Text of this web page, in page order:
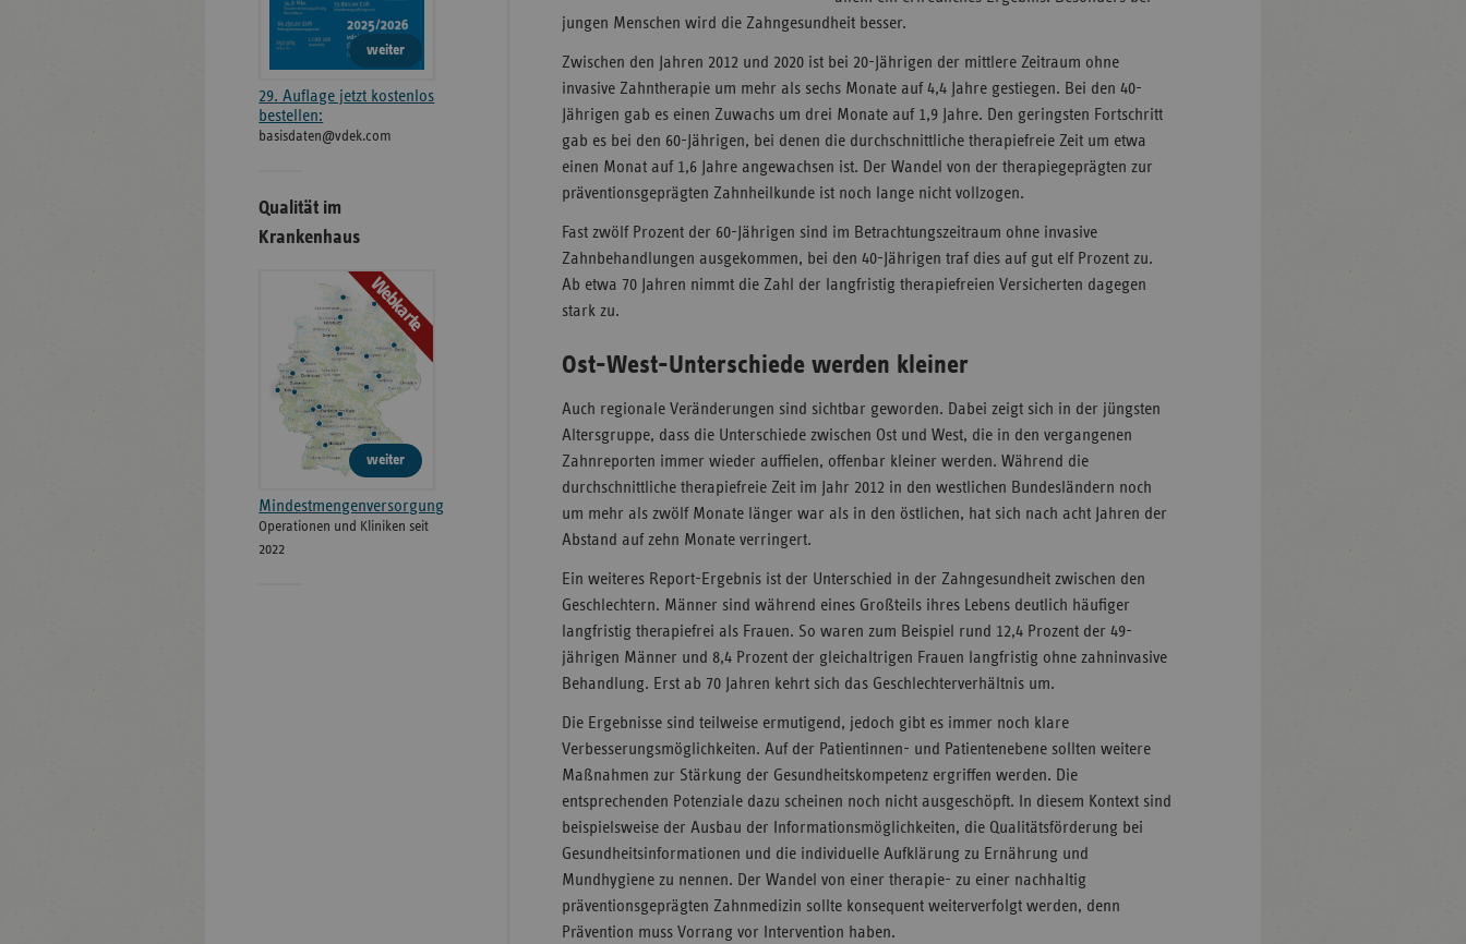
jungen Menschen wird die Zahngesundheit besser.
Zwischen den Jahren 2012 und 2020 ist bei 20-Jährigen der mittlere Zeitraum ohne
invasive Zahntherapie um mehr als sechs Monate auf 4,4 Jahre gestiegen. Bei den 40-
Jährigen gab es einen Zuwachs um drei Monate auf 1,9 Jahre. Den geringsten Fortschritt
gab es bei den 60-Jährigen, bei denen die durchschnittliche therapiefreie Zeit um etwa
einen Monat auf 1,6 Jahre angewachsen ist. Der Wandel von der therapiegeprägten zur
präventionsgeprägten Zahnheilkunde ist noch lange nicht vollzogen.
Fast zwölf Prozent der 60-Jährigen sind im Betrachtungszeitraum ohne invasive
Zahnbehandlungen ausgekommen, bei den 40-Jährigen traf dies auf gut elf Prozent zu.
Ab etwa 70 Jahren nimmt die Zahl der langfristig therapiefreien Versicherten dagegen
stark zu.
Ost-West-Unterschiede werden kleiner
Auch regionale Veränderungen sind sichtbar geworden. Dabei zeigt sich in der jüngsten
Altersgruppe, dass die Unterschiede zwischen Ost und West, die in den vergangenen
Zahnreporten immer wieder auffielen, offenbar kleiner werden. Während die
durchschnittliche therapiefreie Zeit im Jahr 2012 in den westlichen Bundesländern noch
um mehr als zwölf Monate länger war als in den östlichen, hat sich nach acht Jahren der
Abstand auf zehn Monate verringert.
Ein weiteres Report-Ergebnis ist der Unterschied in der Zahngesundheit zwischen den
Geschlechtern. Männer sind während eines Großteils ihres Lebens deutlich häufiger
langfristig therapiefrei als Frauen. So waren zum Beispiel rund 12,4 Prozent der 49-
jährigen Männer und 8,4 Prozent der gleichaltrigen Frauen langfristig ohne zahninvasive
Behandlung. Erst ab 70 Jahren kehrt sich das Geschlechterverhältnis um.
Die Ergebnisse sind teilweise ermutigend, jedoch gibt es immer noch klare
Verbesserungsmöglichkeiten. Auf der Patientinnen- und Patientenebene sollten weitere
Maßnahmen zur Stärkung der Gesundheitskompetenz ergriffen werden. Die
entsprechenden Potenziale dazu scheinen noch nicht ausgeschöpft. In diesem Kontext sind
beispielsweise der Ausbau der Informationsmöglichkeiten, die Qualitätsförderung bei
Gesundheitsinformationen und die individuelle Aufklärung zu Ernährung und
Mundhygiene zu nennen. Der Wandel von einer therapie- zu einer nachhaltig
präventionsgeprägten Zahnmedizin sollte konsequent weiterverfolgt werden, denn
Prävention muss Vorrang vor Intervention haben.
weiter
29. Auflage jetzt kostenlos
bestellen:
basisdaten@vdek.com
Qualität im
Krankenhaus
Webkarte
weiter
Mindestmengenversorgung
Operationen und Kliniken seit
2022